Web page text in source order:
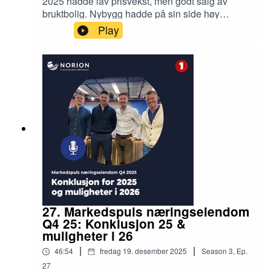
bruktbolig. Nybygg hadde på sin side høy
prisvekst, men moderat salg. Hvordan blir 2026?
Nermin Lizde, Leder Nybygg EiendomsMegler 1
diskuterer markedet og muligheter med
boligmegler Markus Tangvik og podcastvert Jan
Håvard Valstad.
Play
27. Markedspuls næringseiendom
Q4 25: Konklusjon 25 &
muligheter i 26
46:54 | fredag 19. desember 2025 | Season 3, Ep.
27